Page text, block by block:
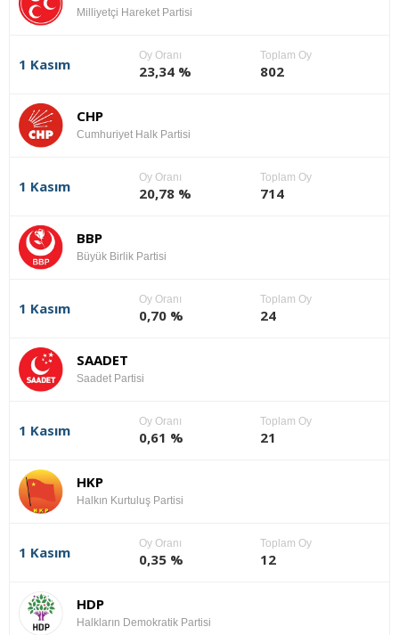
Milliyetçi Hareket Partisi
1 Kasım
Oy Oranı
23,34 %
Toplam Oy
802
CHP
Cumhuriyet Halk Partisi
1 Kasım
Oy Oranı
20,78 %
Toplam Oy
714
BBP
Büyük Birlik Partisi
1 Kasım
Oy Oranı
0,70 %
Toplam Oy
24
SAADET
Saadet Partisi
1 Kasım
Oy Oranı
0,61 %
Toplam Oy
21
HKP
Halkın Kurtuluş Partisi
1 Kasım
Oy Oranı
0,35 %
Toplam Oy
12
HDP
Halkların Demokratik Partisi